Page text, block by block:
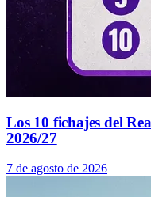
Los 10 fichajes del
2026/27
7 de agosto de 2026